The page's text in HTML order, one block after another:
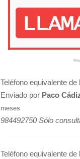
Teléfono equivalente de
Enviado por Paco
meses
984492750 Sólo
Teléfono equivalente de